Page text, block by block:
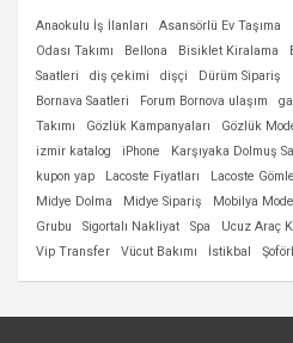
Anaokulu İş İlanları Asansörlü Ev Taşıma
Odası Takımı
Bellona Bisiklet Kiralama
Saatleri
diş çekimi dişçi Dürüm Sipariş
Bornava Saatleri
Forum Bornova ulaşım
Takımı
Gözlük Kampanyaları Gözlük
izmir katalog
iPhone Karşıyaka Dolmuş
kupon yap
Lacoste Fiyatları Lacoste
Midye Dolma
Midye Sipariş Mobilya
Grubu
Sigortalı Nakliyat Spa Ucuz Araç
Vip Transfer
Vücut Bakımı İstikbal